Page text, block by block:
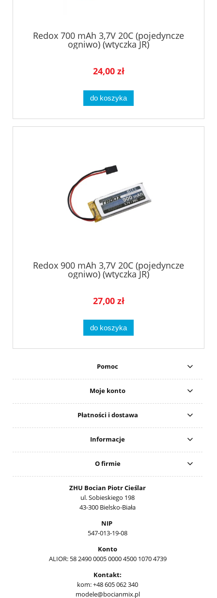
Redox 700 mAh 3,7V 20C (pojedyncze
ogniwo) (wtyczka JR)
24,00 zł
do koszyka
Redox 900 mAh 3,7V 20C (pojedyncze
ogniwo) (wtyczka JR)
27,00 zł
do koszyka
Pomoc
Moje konto
Płatności i dostawa
Informacje
O firmie
ZHU Bocian Piotr Cieślar
ul. Sobieskiego 198
43-300 Bielsko-Biała
NIP
547-013-19-08
Konto
ALIOR: 58 2490 0005 0000 4500 1070 4739
Kontakt:
kom: +48 605 062 340
modele@bocianmix.pl